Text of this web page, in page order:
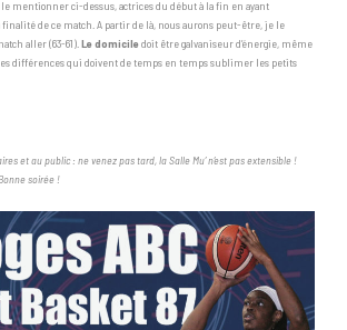
mentionner ci-dessus, actrices du début à la fin en ayant
finalité de ce match. A partir de là, nous aurons peut-être, je le
aller (63-61).Le domiciledoit être galvaniseur d’énergie, même
différences qui doivent de temps en temps sublimer les petits
et au public : ne venez pas tard, la Salle Mu’ n’est pas extensible !
soirée !